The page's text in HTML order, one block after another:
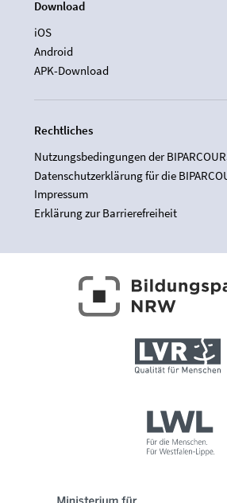
Download
iOS
Android
APK-Download
Rechtliches
Nutzungsbedingungen der
Datenschutzerklärung für die
Impressum
Erklärung zur Barrierefreiheit